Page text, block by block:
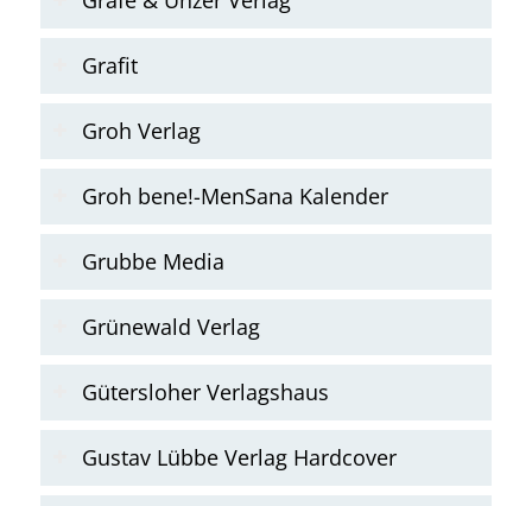
Grafit
Groh Verlag
Groh bene!-MenSana Kalender
Grubbe Media
Grünewald Verlag
Gütersloher Verlagshaus
Gustav Lübbe Verlag Hardcover